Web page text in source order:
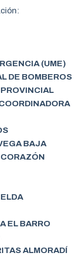
(UME)
DE BOMBEROS
BAJA
EL BARRO
ALMORADÍ